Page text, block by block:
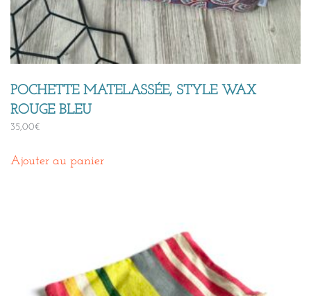
POCHETTE MATELASSÉE, STYLE WAX
ROUGE BLEU
35,00€
Ajouter au panier